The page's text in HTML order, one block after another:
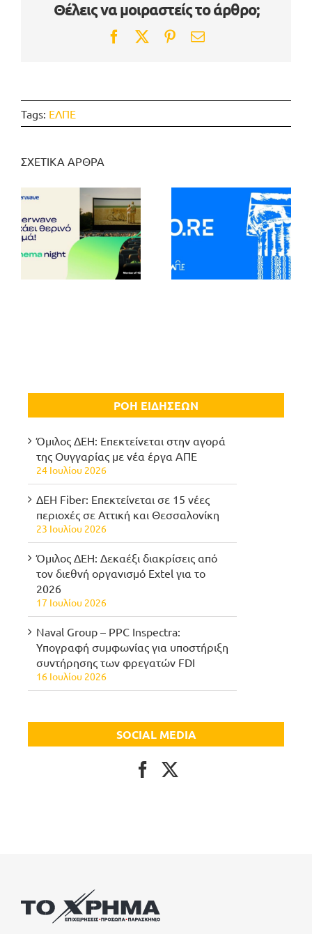
Θέλεις να μοιραστείς το άρθρο;
Facebook
TwitterPinterest
Email
Tags: ΕΛΠΕ
ΣΧΕΤΙΚΑ ΑΡΘΡΑ
ΡΟΗ ΕΙΔΗΣΕΩΝ
Όμιλος ΔΕΗ: Επεκτείνεται στην αγορά
της Ουγγαρίας με νέα έργα ΑΠΕ
24 Ιουλίου 2026
ΔΕΗ Fiber: Επεκτείνεται σε 15 νέες
περιοχές σε Αττική και Θεσσαλονίκη
23 Ιουλίου 2026
Όμιλος ΔΕΗ: Δεκαέξι διακρίσεις από
τον διεθνή οργανισμό Extel για το
2026
17 Ιουλίου 2026
Naval Group – PPC Inspectra:
Υπογραφή συμφωνίας για υποστήριξη
συντήρησης των φρεγατών FDI
16 Ιουλίου 2026
SOCIAL MEDIA